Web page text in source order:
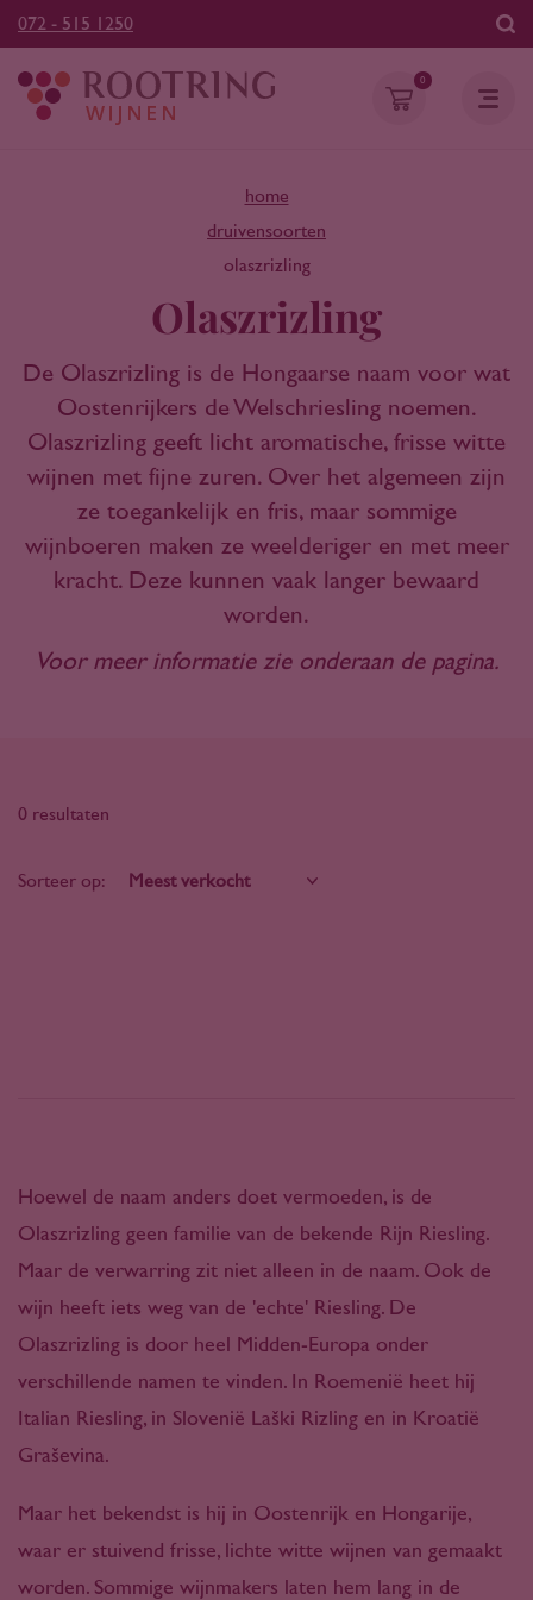
072 - 515 1250
0
home
druivensoorten
olaszrizling
Olaszrizling
De Olaszrizling is de Hongaarse naam voor wat
Oostenrijkers de Welschriesling noemen.
Olaszrizling geeft licht aromatische, frisse witte
wijnen met fijne zuren. Over het algemeen zijn
ze toegankelijk en fris, maar sommige
wijnboeren maken ze weelderiger en met meer
kracht. Deze kunnen vaak langer bewaard
worden.
Voor meer informatie zie onderaan de pagina.
0 resultaten
Sorteer op:
Hoewel de naam anders doet vermoeden, is de
Olaszrizling geen familie van de bekende Rijn Riesling.
Maar de verwarring zit niet alleen in de naam. Ook de
wijn heeft iets weg van de 'echte' Riesling. De
Olaszrizling is door heel Midden-Europa onder
verschillende namen te vinden. In Roemenië heet hij
Italian Riesling, in Slovenië Laški Rizling en in Kroatië
Graševina.
Maar het bekendst is hij in Oostenrijk en Hongarije,
waar er stuivend frisse, lichte witte wijnen van gemaakt
worden. Sommige wijnmakers laten hem lang in de